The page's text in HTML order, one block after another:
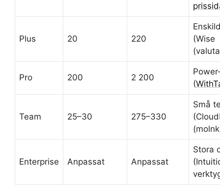
Plus 20 220
(Wise
Pro 200 2 200
(
Team 25–30 275–330
Små
Enterprise Anpassat Anpassat
Stora